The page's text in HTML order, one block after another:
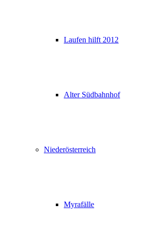
Laufen hilft 2012
Alter Südbahnhof
Niederösterreich
Myrafälle